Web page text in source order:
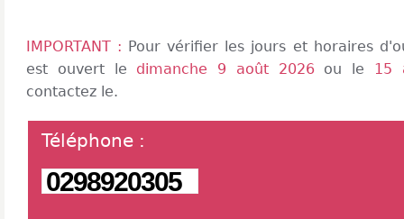
IMPORTANT : Pour vérifier les jours et horaires
est ouvert le dimanche 9 août 2026ou le 15
contactez le.
Téléphone :
0298920305